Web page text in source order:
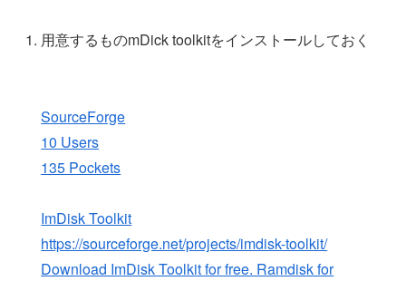
用意するものmDick toolkitをインストールしておく
SourceForge
10 Users
135 Pockets
ImDisk Toolkit
https://sourceforge.net/projects/imdisk-toolkit/
Download ImDisk Toolkit for free. Ramdisk for